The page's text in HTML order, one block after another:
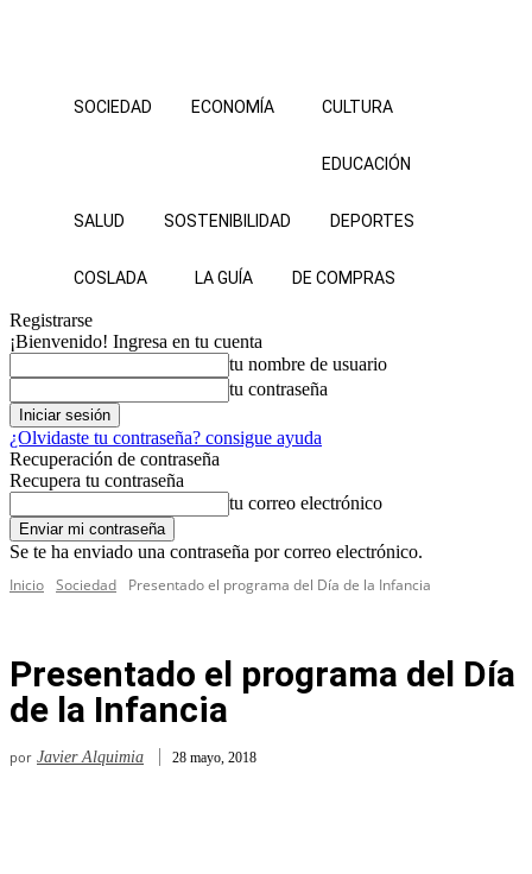
SOCIEDAD ECONOMÍA CULTURA
EDUCACIÓN
SALUD SOSTENIBILIDAD DEPORTES
COSLADA LA GUÍA DE COMPRAS
Registrarse
¡Bienvenido! Ingresa en tu cuenta
tu nombre de usuario
tu contraseña
¿Olvidaste tu contraseña? consigue ayuda
Recuperación de contraseña
Recupera tu contraseña
tu correo electrónico
Se te ha enviado una contraseña por correo electrónico.
Inicio Sociedad Presentado el programa del Día de la Infancia
Presentado el programa del Día
de la Infancia
por Javier Alquimia 28 mayo, 2018